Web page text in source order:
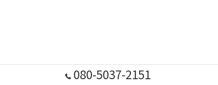
080-5037-2151